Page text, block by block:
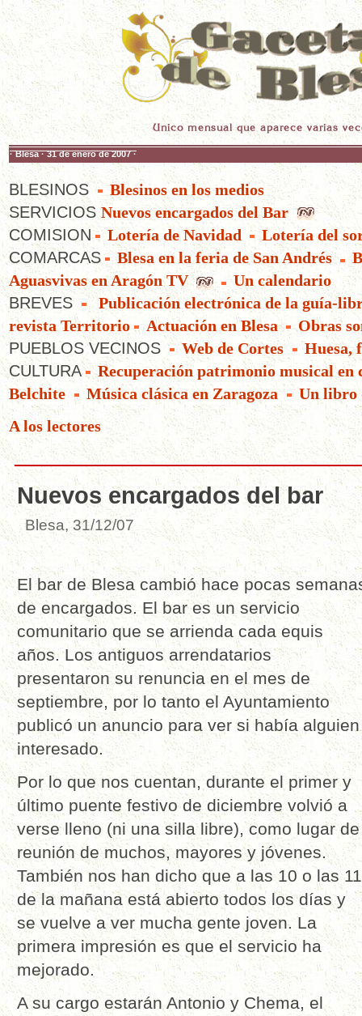
· Blesa · 31 de enero de 2007 ·
BLESINOS
Blesinos en los medios
SERVICIOSNuevos encargados del Bar
COMISION
Lotería de Navidad
Lotería del
COMARCAS
Blesa en la feria de San Andrés
Aguasvivas en Aragón TV
Un calendario
BREVES
Publicación electrónica de la guía-
revista Territorio
Actuación en Blesa
Obras
PUEBLOS VECINOS
Web de Cortes
Huesa,
CULTURA
Recuperación patrimonio musical en
Belchite
Música clásica en Zaragoza
Un libro
A los lectores
Nuevos encargados del bar
Blesa, 31/12/07
El bar de Blesa cambió hace pocas
de encargados. El bar es un servicio
comunitario que se arrienda cada equis
años. Los antiguos arrendatarios
presentaron su renuncia en el mes de
septiembre, por lo tanto el Ayuntamiento
publicó un anuncio para ver si había alguien
interesado.
Por lo que nos cuentan, durante el primer y
último puente festivo de diciembre volvió a
verse lleno (ni una silla libre), como lugar de
reunión de muchos, mayores y jóvenes.
También nos han dicho que a las 10 o las 11
de la mañana está abierto todos los días y
se vuelve a ver mucha gente joven. La
primera impresión es que el servicio ha
mejorado.
A su cargo estarán Antonio y Chema, el